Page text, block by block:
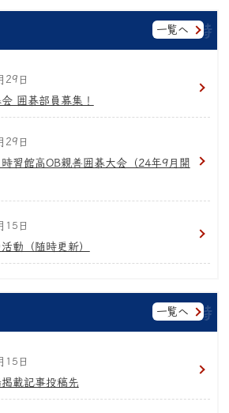
一覧へ
29日
囲碁部員募集！
29日
習館高OB親善囲碁大会（24年9月開
15日
動（随時更新）
一覧へ
15日
載記事投稿先